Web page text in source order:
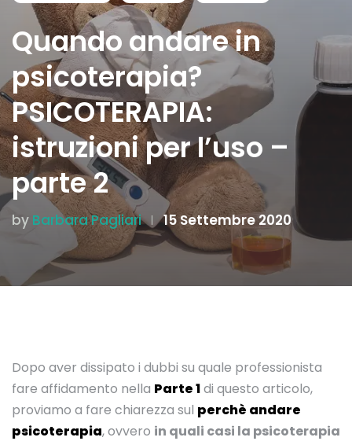
Quando andare in
psicoterapia?
PSICOTERAPIA:
istruzioni per l’uso –
parte 2
by Barbara Pagliari 15 Settembre 2020
Dopo aver dissipato i dubbi su quale professionista
fare affidamento nella Parte 1di questo articolo,
proviamo a fare chiarezza sul perchè andare
psicoterapia, ovvero in quali casi la psicoterapia